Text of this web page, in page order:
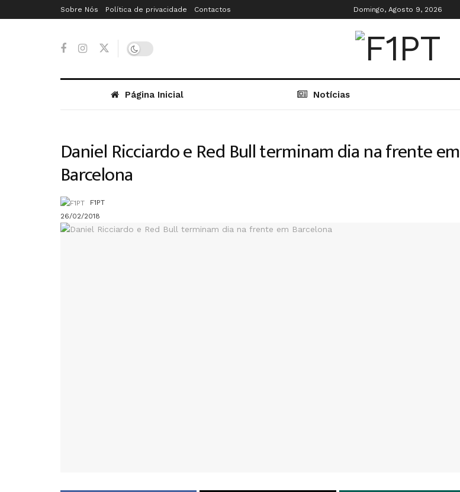
Sobre Nós Política de privacidade Contactos Domingo, Agosto 9, 2026
Página Inicial Notícias
Daniel Ricciardo e Red Bull terminam dia na frente em
Barcelona
F1PT
26/02/2018